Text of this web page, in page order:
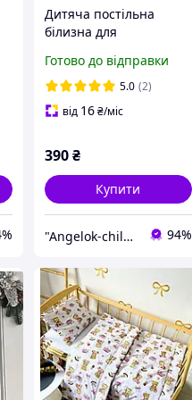
Дитяча постільна
білизна для
комплект постільної
білизни, постільна
білизна оптом Angelok-
child
Готово до відправки
5.0 (2)
від 16 ₴/міс
390 ₴
Купити
"Angelok-child": Інтернет-магазин дитячих товарів. Зимові комбінезони. Зимові конверти в коляску 94%